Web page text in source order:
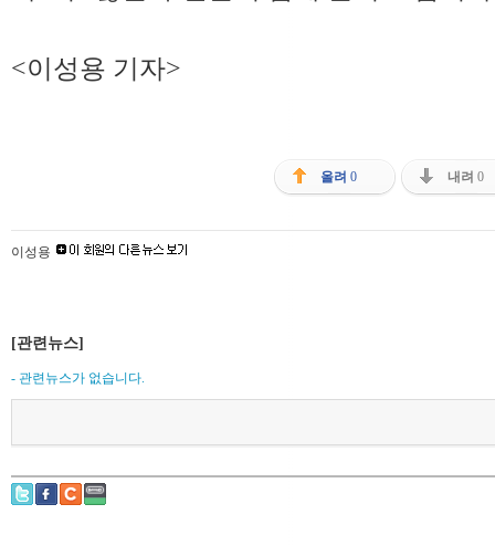
<이성용 기자>
올려 0 내려 0
이성용
[관련뉴스]
- 관련뉴스가 없습니다.